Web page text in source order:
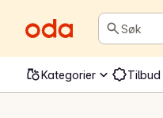
Søk
Kategorier Tilbud